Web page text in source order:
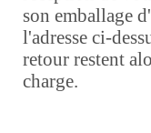
son emballage
l'adresse ci-
retour restent
charge.